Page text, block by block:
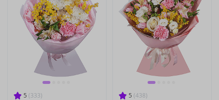
5 (333) 5 (438)